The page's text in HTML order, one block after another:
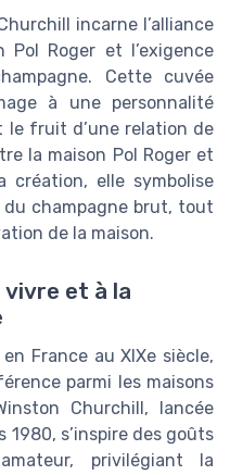
incarne l’alliance
Pol Roger et l’exigence
Cette cuvée
à une personnalité
le fruit d’une relation de
la maison Pol Roger et
création, elle symbolise
du champagne brut, tout
de la maison.
vivre et à la
France au XIXe siècle,
parmi les maisons
Churchill, lancée
s’inspire des goûts
privilégiant la